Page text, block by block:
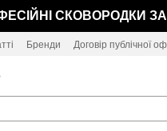
СКОВОРОДКИ
Бренди Договір публічної